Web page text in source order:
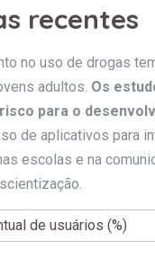
recentes
no uso de drogas
adultos. Os
para o
de aplicativos para
escolas e na
de usuários (%)